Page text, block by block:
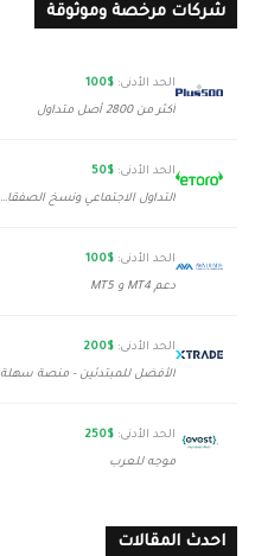
شركات مرخصة وموثوقة
الحد الأدنى: $100
أكثر من 2800 أصل متداول
الحد الأدنى: $50
التداول الاجتماعي ونسخ الصفقات
الحد الأدنى: $100
دعم MT4 و MT5
الحد الأدنى: $200
الأفضل للمبتدئين - منصة سهلة
الحد الأدنى: $250
موجه للعرب
احدث المقالات